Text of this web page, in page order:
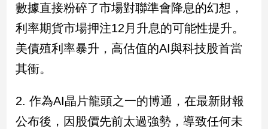
南
台
灣
點
數據直接粉碎了市場對聯準會降息的幻想，
利率期貨市場押注12月升息的可能性提升。
美債殖利率暴升，高估值的AI與科技股首當
其衝。
2. 作為AI晶片龍頭之一的博通，在最新財報
公布後，因股價先前太過強勢，導致任何未